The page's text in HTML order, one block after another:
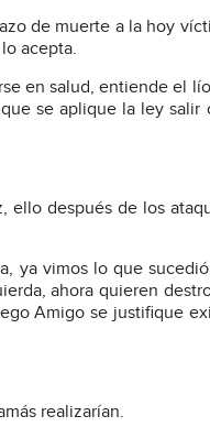
de muerte a la hoy
acepta.
en salud, entiende el
se aplique la ley salir
ello después de los
ya vimos lo que
ahora quieren
Amigo se justifique
realizarían.